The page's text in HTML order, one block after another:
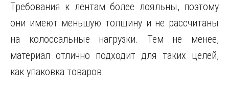
Требования к лентам более лояльны, поэтому
они имеют меньшую толщину и не рассчитаны
на колоссальные нагрузки. Тем не менее,
материал отлично подходит для таких целей,
как упаковка товаров.